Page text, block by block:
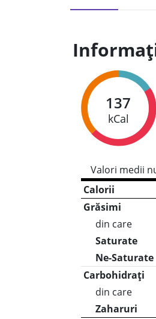
137
kCal
Valori medii
Calorii
Grăsimi
din care
Saturate
Ne-Saturate
Carbohidrați
din care
Zaharuri